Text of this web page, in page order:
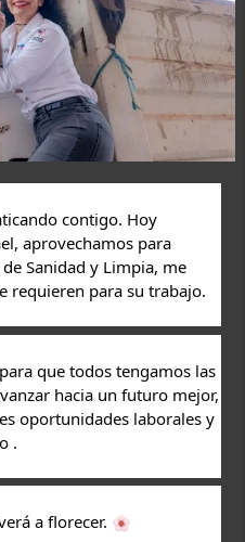
contigo. Hoy
aprovechamos para
Sanidad y Limpia, me
requieren para su trabajo.
que todos tengamos las
hacia un futuro mejor,
oportunidades laborales y
.
a florecer.